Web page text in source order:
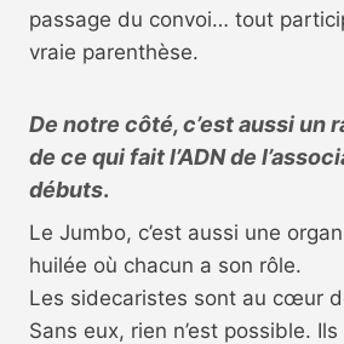
passage du convoi… tout
vraie parenthèse.
De notre côté, c’est aussi un
de ce qui fait l’ADN de
débuts.
Le Jumbo, c’est aussi une
huilée où chacun a son rôle.
Les sidecaristes sont au cœur
Sans eux, rien n’est possible.